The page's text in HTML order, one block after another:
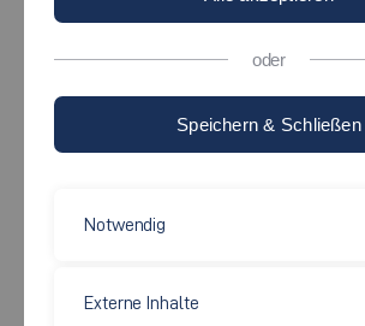
Soziale Arbeit, Bildung und Pflege
oder
Speichern & Schließen
Notwendig
Externe Inhalte